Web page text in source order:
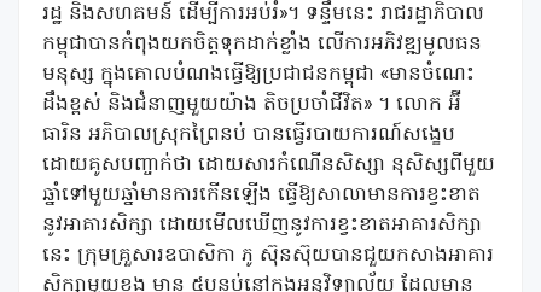
រដ្ឋ និងសហគមន៍ ដើម្បីការអប់រំ»។ ទន្ទឹមនេះ រាជរដ្ឋាភិបាល
កម្ពុជាបានកំពុងយកចិត្តទុកដាក់ខ្លាំង លើការអភិវឌ្ឍមូលធន
មនុស្ស ក្នុងគោលបំណងធ្វើឱ្យប្រជាជនកម្ពុជា «មានចំណេះ
ដឹងខ្ពស់ និងជំនាញមួយយ៉ាង តិចប្រចាំជីវិត» ។ លោក អ៊ី
ធារិន អភិបាលស្រុកព្រៃនប់ បានធ្វើរបាយការណ៍សង្ខេប
ដោយគូសបញ្ចាក់ថា ដោយសារកំណើនសិស្សា នុសិស្សពីមួយ
ឆ្នាំទៅមួយឆ្នាំមានការកើនឡើង ធ្វើឱ្យសាលាមានការខ្វះខាត
នូវអាគារសិក្សា ដោយមើលឃើញនូវការខ្វះខាតអាគារសិក្សា
នេះ ក្រុមគ្រួសារឧបាសិកា ភូ ស៊ុនស៊ុយបានជួយកសាងអាគារ